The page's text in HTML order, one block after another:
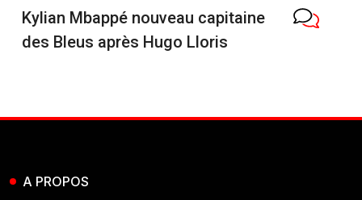
Kylian Mbappé nouveau capitaine
des Bleus après Hugo Lloris
A PROPOS